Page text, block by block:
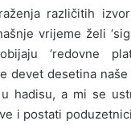
različitih
vrijeme želi
‘redovne
devet desetina
hadisu, a mi se
i postati